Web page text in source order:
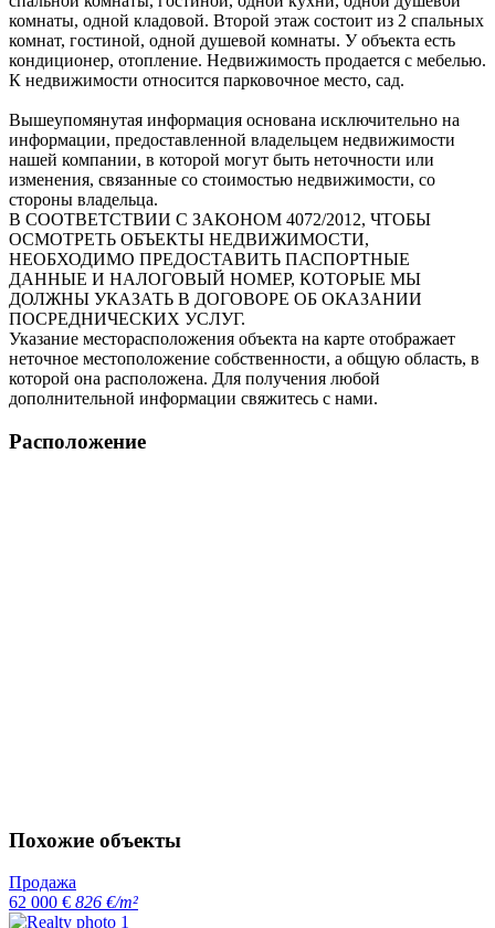
комнаты, одной кладовой. Второй этаж состоит из 2 спальных
комнат, гостиной, одной душевой комнаты. У объекта есть
кондиционер, отопление. Недвижимость продается с мебелью.
К недвижимости относится парковочное место, сад.
Вышеупомянутая информация основана исключительно на
информации, предоставленной владельцем недвижимости
нашей компании, в которой могут быть неточности или
изменения, связанные со стоимостью недвижимости, со
стороны владельца.
В СООТВЕТСТВИИ С ЗАКОНОМ 4072/2012, ЧТОБЫ
ОСМОТРЕТЬ ОБЪЕКТЫ НЕДВИЖИМОСТИ,
НЕОБХОДИМО ПРЕДОСТАВИТЬ ПАСПОРТНЫЕ
ДАННЫЕ И НАЛОГОВЫЙ НОМЕР, КОТОРЫЕ МЫ
ДОЛЖНЫ УКАЗАТЬ В ДОГОВОРЕ ОБ ОКАЗАНИИ
ПОСРЕДНИЧЕСКИХ УСЛУГ.
Указание месторасположения объекта на карте отображает
неточное местоположение собственности, а общую область, в
которой она расположена. Для получения любой
дополнительной информации свяжитесь с нами.
Расположение
Похожие объекты
Продажа
62 000 € 826 €/m²